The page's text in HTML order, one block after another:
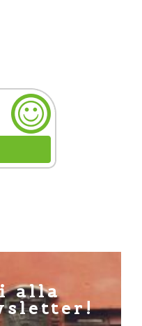
alla